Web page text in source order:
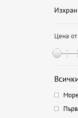
Цена
Море